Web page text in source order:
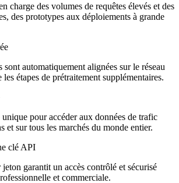
charge des volumes de requêtes élevés et des
des prototypes aux déploiements à grande
sont automatiquement alignées sur le réseau
étapes de prétraitement supplémentaires.
pour accéder aux données de trafic
et sur tous les marchés du monde entier.
clé API
garantit un accès contrôlé et sécurisé
et commerciale.